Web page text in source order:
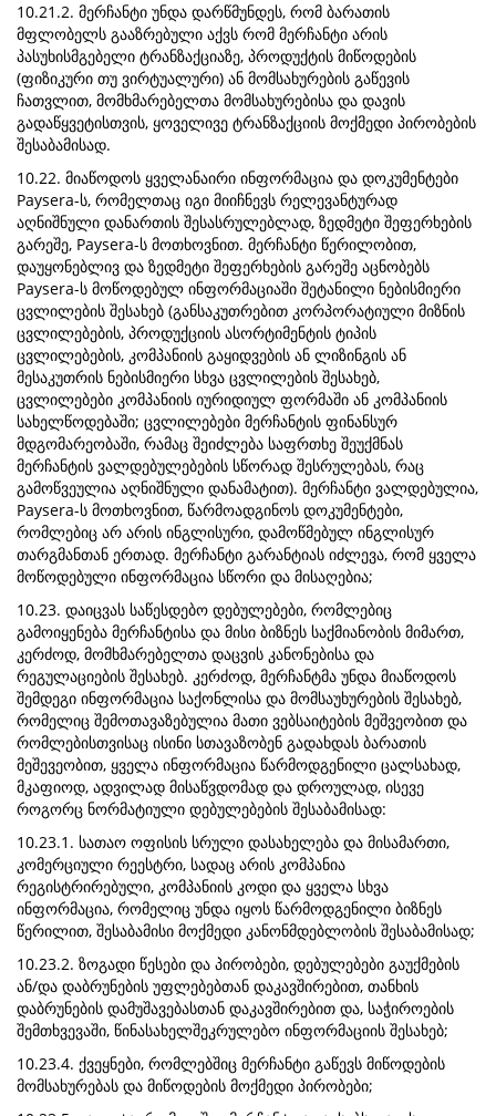
10.21.2. მერჩანტი უნდა დარწმუნდეს, რომ ბარათის
მფლობელს გააზრებული აქვს რომ მერჩანტი არის
პასუხისმგებელი ტრანზაქციაზე, პროდუქტის მიწოდების
(ფიზიკური თუ ვირტუალური) ან მომსახურების გაწევის
ჩათვლით, მომხმარებელთა მომსახურებისა და დავის
გადაწყვეტისთვის, ყოველივე ტრანზაქციის მოქმედი პირობების
შესაბამისად.
10.22. მიაწოდოს ყველანაირი ინფორმაცია და დოკუმენტები
Paysera-ს, რომელთაც იგი მიიჩნევს რელევანტურად
აღნიშნული დანართის შესასრულებლად, ზედმეტი შეფერხების
გარეშე, Paysera-ს მოთხოვნით. მერჩანტი წერილობით,
დაუყონებლივ და ზედმეტი შეფერხების გარეშე აცნობებს
Paysera-ს მოწოდებულ ინფორმაციაში შეტანილი ნებისმიერი
ცვლილების შესახებ (განსაკუთრებით კორპორატიული მიზნის
ცვლილებების, პროდუქციის ასორტიმენტის ტიპის
ცვლილებების, კომპანიის გაყიდვების ან ლიზინგის ან
მესაკუთრის ნებისმიერი სხვა ცვლილების შესახებ,
ცვლილებები კომპანიის იურიდიულ ფორმაში ან კომპანიის
სახელწოდებაში; ცვლილებები მერჩანტის ფინანსურ
მდგომარეობაში, რამაც შეიძლება საფრთხე შეუქმნას
მერჩანტის ვალდებულებების სწორად შესრულებას, რაც
გამოწვეულია აღნიშნული დანამატით). მერჩანტი ვალდებულია,
Paysera-ს მოთხოვნით, წარმოადგინოს დოკუმენტები,
რომლებიც არ არის ინგლისური, დამოწმებულ ინგლისურ
თარგმანთან ერთად. მერჩანტი გარანტიას იძლევა, რომ ყველა
მოწოდებული ინფორმაცია სწორი და მისაღებია;
10.23. დაიცვას საწესდებო დებულებები, რომლებიც
გამოიყენება მერჩანტისა და მისი ბიზნეს საქმიანობის მიმართ,
კერძოდ, მომხმარებელთა დაცვის კანონებისა და
რეგულაციების შესახებ. კერძოდ, მერჩანტმა უნდა მიაწოდოს
შემდეგი ინფორმაცია საქონლისა და მომსაუხურების შესახებ,
რომელიც შემოთავაზებულია მათი ვებსაიტების მეშვეობით და
რომლებისთვისაც ისინი სთავაზობენ გადახდას ბარათის
მეშევეობით, ყველა ინფორმაცია წარმოდგენილი ცალსახად,
მკაფიოდ, ადვილად მისაწვდომად და დროულად, ისევე
როგორც ნორმატიული დებულებების შესაბამისად:
10.23.1. სათაო ოფისის სრული დასახელება და მისამართი,
კომერციული რეესტრი, სადაც არის კომპანია
რეგისტრირებული, კომპანიის კოდი და ყველა სხვა
ინფორმაცია, რომელიც უნდა იყოს წარმოდგენილი ბიზნეს
წერილით, შესაბამისი მოქმედი კანონმდებლობის შესაბამისად;
10.23.2. ზოგადი წესები და პირობები, დებულებები გაუქმების
ან/და დაბრუნების უფლებებთან დაკავშირებით, თანხის
დაბრუნების დამუშავებასთან დაკავშირებით და, საჭიროების
შემთხვევაში, წინასახელშეკრულებო ინფორმაციის შესახებ;
10.23.4. ქვეყნები, რომლებშიც მერჩანტი გაწევს მიწოდების
მომსახურებას და მიწოდების მოქმედი პირობები;